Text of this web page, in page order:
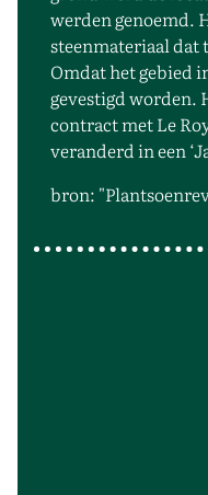
werden genoemd.
steenmateriaal dat
Omdat het gebied
gevestigd worden.
contract met Le
veranderd in een
bron: